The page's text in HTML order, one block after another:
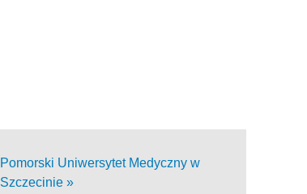
Pomorski Uniwersytet Medyczny w
Szczecinie »